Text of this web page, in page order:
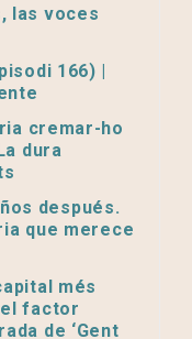
las voces
166) |
cremar-ho
dura
después.
que merece
més
el factor
de ‘Gent